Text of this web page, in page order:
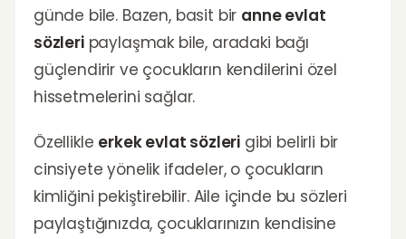
günde bile. Bazen, basit bir anne evlat
sözleripaylaşmak bile, aradaki bağı
güçlendirir ve çocukların kendilerini özel
hissetmelerini sağlar.
Özellikle erkek evlat sözleri gibi belirli bir
cinsiyete yönelik ifadeler, o çocukların
kimliğini pekiştirebilir. Aile içinde bu sözleri
paylaştığınızda, çocuklarınızın kendisine